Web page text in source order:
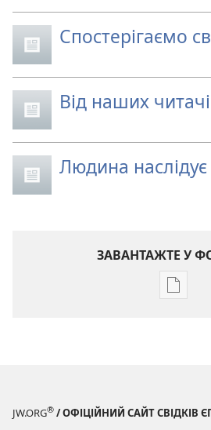
Спостерігаємо
Від наших
Людина
ЗАВАНТАЖТЕ У
JW.ORG® / ОФІЦІЙНИЙ САЙТ СВІДКІВ